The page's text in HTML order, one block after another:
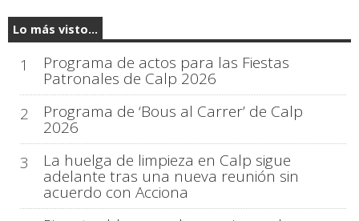
Lo más visto...
1 Programa de actos para las Fiestas
Patronales de Calp 2026
2
Programa de ‘Bous al Carrer’ de Calp
2026
3
La huelga de limpieza en Calp sigue
adelante tras una nueva reunión sin
acuerdo con Acciona